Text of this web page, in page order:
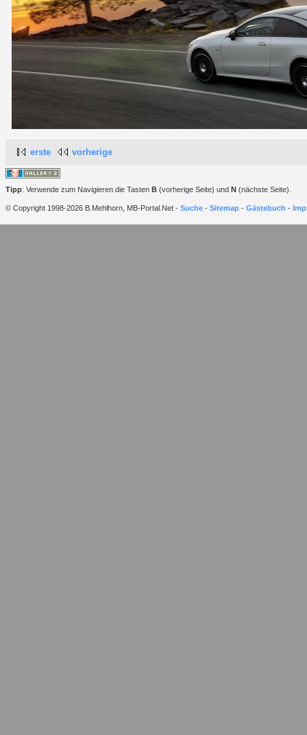
erste vorherige
Tipp: Verwende zum Navigieren die Tasten B (vorherige Seite) und N (nächste Seite).
© Copyright 1998-2026 B.Mehlhorn, MB-Portal.Net - Suche - Sitemap - Gästebuch -